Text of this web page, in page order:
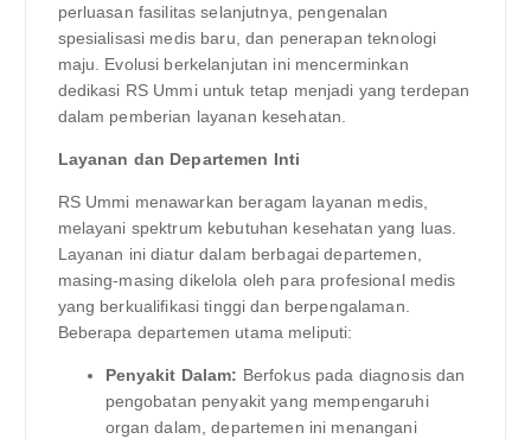
perluasan fasilitas selanjutnya, pengenalan
spesialisasi medis baru, dan penerapan teknologi
maju. Evolusi berkelanjutan ini mencerminkan
dedikasi RS Ummi untuk tetap menjadi yang terdepan
dalam pemberian layanan kesehatan.
Layanan dan Departemen Inti
RS Ummi menawarkan beragam layanan medis,
melayani spektrum kebutuhan kesehatan yang luas.
Layanan ini diatur dalam berbagai departemen,
masing-masing dikelola oleh para profesional medis
yang berkualifikasi tinggi dan berpengalaman.
Beberapa departemen utama meliputi:
Penyakit Dalam: Berfokus pada diagnosis dan
pengobatan penyakit yang mempengaruhi
organ dalam, departemen ini menangani